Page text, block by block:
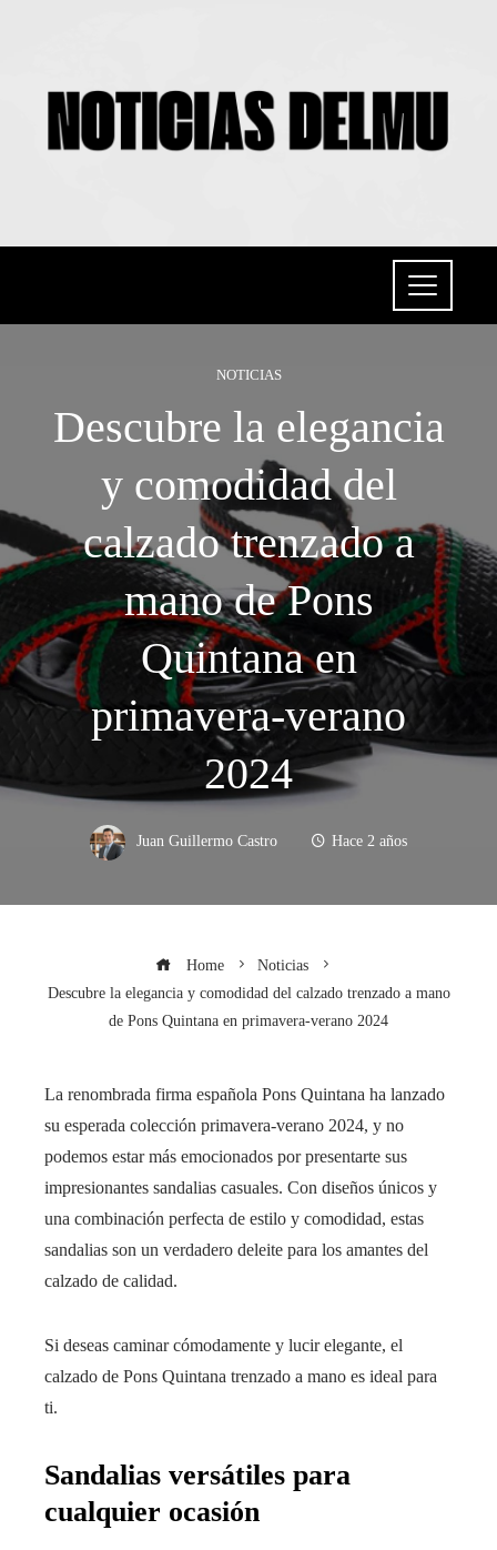
NOTICIAS
Descubre la elegancia
y comodidad del
calzado trenzado a
mano de Pons
Quintana en
primavera-verano
2024
Juan Guillermo Castro Hace 2 años
Home
Noticias
Descubre la elegancia y comodidad del calzado trenzado a mano
de Pons Quintana en primavera-verano 2024
La renombrada firma española Pons Quintana ha lanzado
su esperada colección primavera-verano 2024, y no
podemos estar más emocionados por presentarte sus
impresionantes sandalias casuales. Con diseños únicos y
una combinación perfecta de estilo y comodidad, estas
sandalias son un verdadero deleite para los amantes del
calzado de calidad.
Si deseas caminar cómodamente y lucir elegante, el
calzado de Pons Quintana trenzado a mano es ideal para
ti.
Sandalias versátiles para
cualquier ocasión